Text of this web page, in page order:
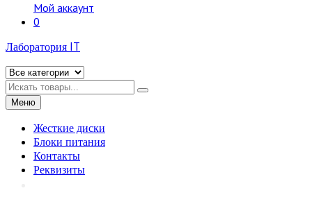
Мой аккаунт
0
Лаборатория IT
Искать
Меню
Жесткие диски
Блоки питания
Контакты
Реквизиты